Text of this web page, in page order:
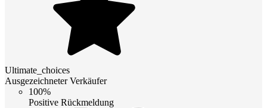
Ultimate_choices
Ausgezeichneter Verkäufer
100%
Positive Rückmeldung